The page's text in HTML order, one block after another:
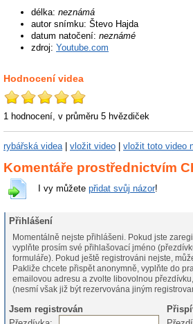
délka: neznámá
autor snímku: Števo Hajda
datum natočení: neznámé
zdroj: Youtube.com
Hodnocení videa
1 hodnocení, v průměru 5 hvězdiček
rybářská videa| vložit video vložit toto video
Komentáře prostřednictvím
I vy můžete přidat svůj názor!
Přihlášení
Momentálně nejste přihlášeni. Pokud jste
vyplňte prosím své přihlašovací jméno
formuláře). Pokud ještě registrováni nejste,
Pakliže chcete přispět anonymně, vyplňte do
emailovou adresu a zvolte libovolnou
(nesmí však již být rezervována jiným
Jsem registrován